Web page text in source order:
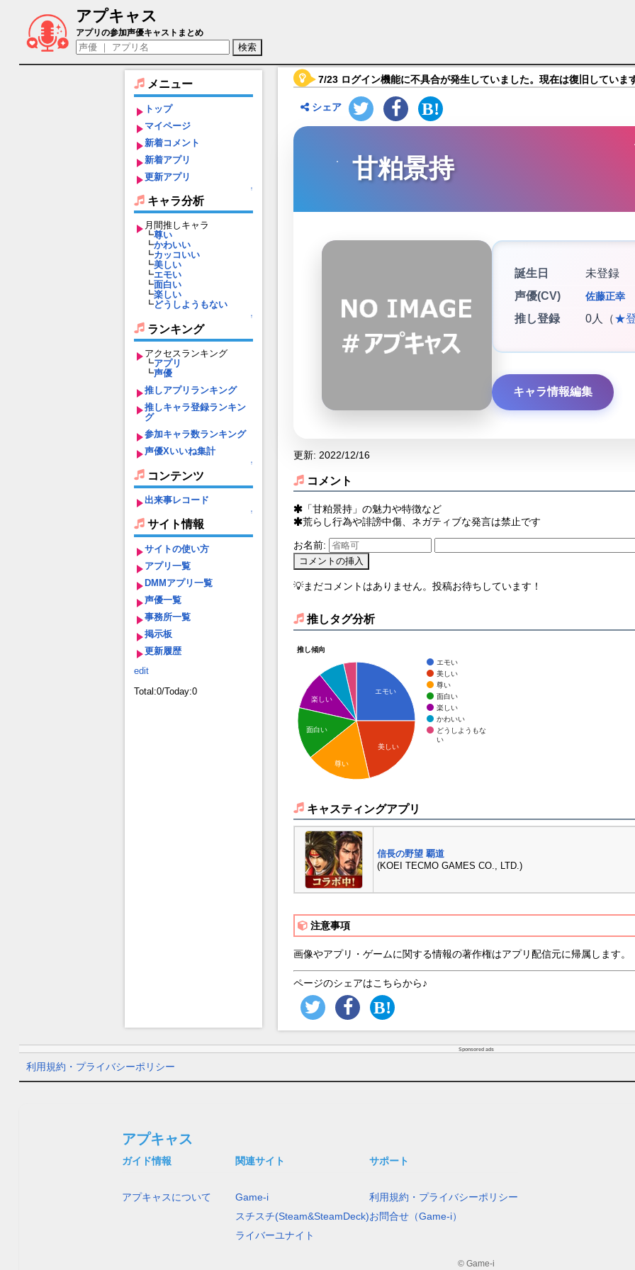
アプキャス
甘粕景持（声優：佐藤正幸)【信長の野望 覇道】キャラ紹介
アプリの参加声優キャストまとめ
メニュー
トップ
マイページ
新着コメント
新着アプリ
更新アプリ
↑
キャラ分析
月間推しキャラ
┗尊い
┗かわいい
┗カッコいい
┗美しい
┗エモい
┗面白い
┗楽しい
┗どうしようもない
↑
ランキング
アクセスランキング
┗アプリ
┗声優
推しアプリランキング
推しキャラ登録ランキン
グ
参加キャラ数ランキング
声優Xいいね集計
↑
コンテンツ
出来事レコード
↑
サイト情報
サイトの使い方
アプリ一覧
DMMアプリ一覧
声優一覧
事務所一覧
掲示板
更新履歴
edit
Total:0/Today:0
7/23 ログイン機能に不具合が発生していました。現在は復旧していま
シェア
甘粕景持
誕生日
未登録
声優(CV)
佐藤正幸
推し登録 0人（★
キャラ情報編集
更新: 2022/12/16
コメント
「甘粕景持」の魅力や特徴など
荒らし行為や誹謗中傷、ネガティブな発言は禁止です
お名前:
💡まだコメントはありません。投稿お待ちしています！
推しタグ分析
推し傾向
エモい
美しい
尊い
面白い
楽しい
かわいい
どうしようもな
い
エモい
美しい
楽しい
面白い
尊い
キャスティングアプリ
信長の野望 覇道
(KOEI TECMO GAMES CO., LTD.)
注意事項
画像やアプリ・ゲームに関する情報の著作権はアプリ配信元に帰属します。
ページのシェアはこちらから♪
Sponsored ads
利用規約・プライバシーポリシー
アプキャス
ガイド情報
アプキャスについて
関連サイト
Game-i
スチスチ(Steam&SteamDeck)
ライバーユナイト
サポート
利用規約・プライバシーポリシー
お問合せ（Game-i）
© Game-i